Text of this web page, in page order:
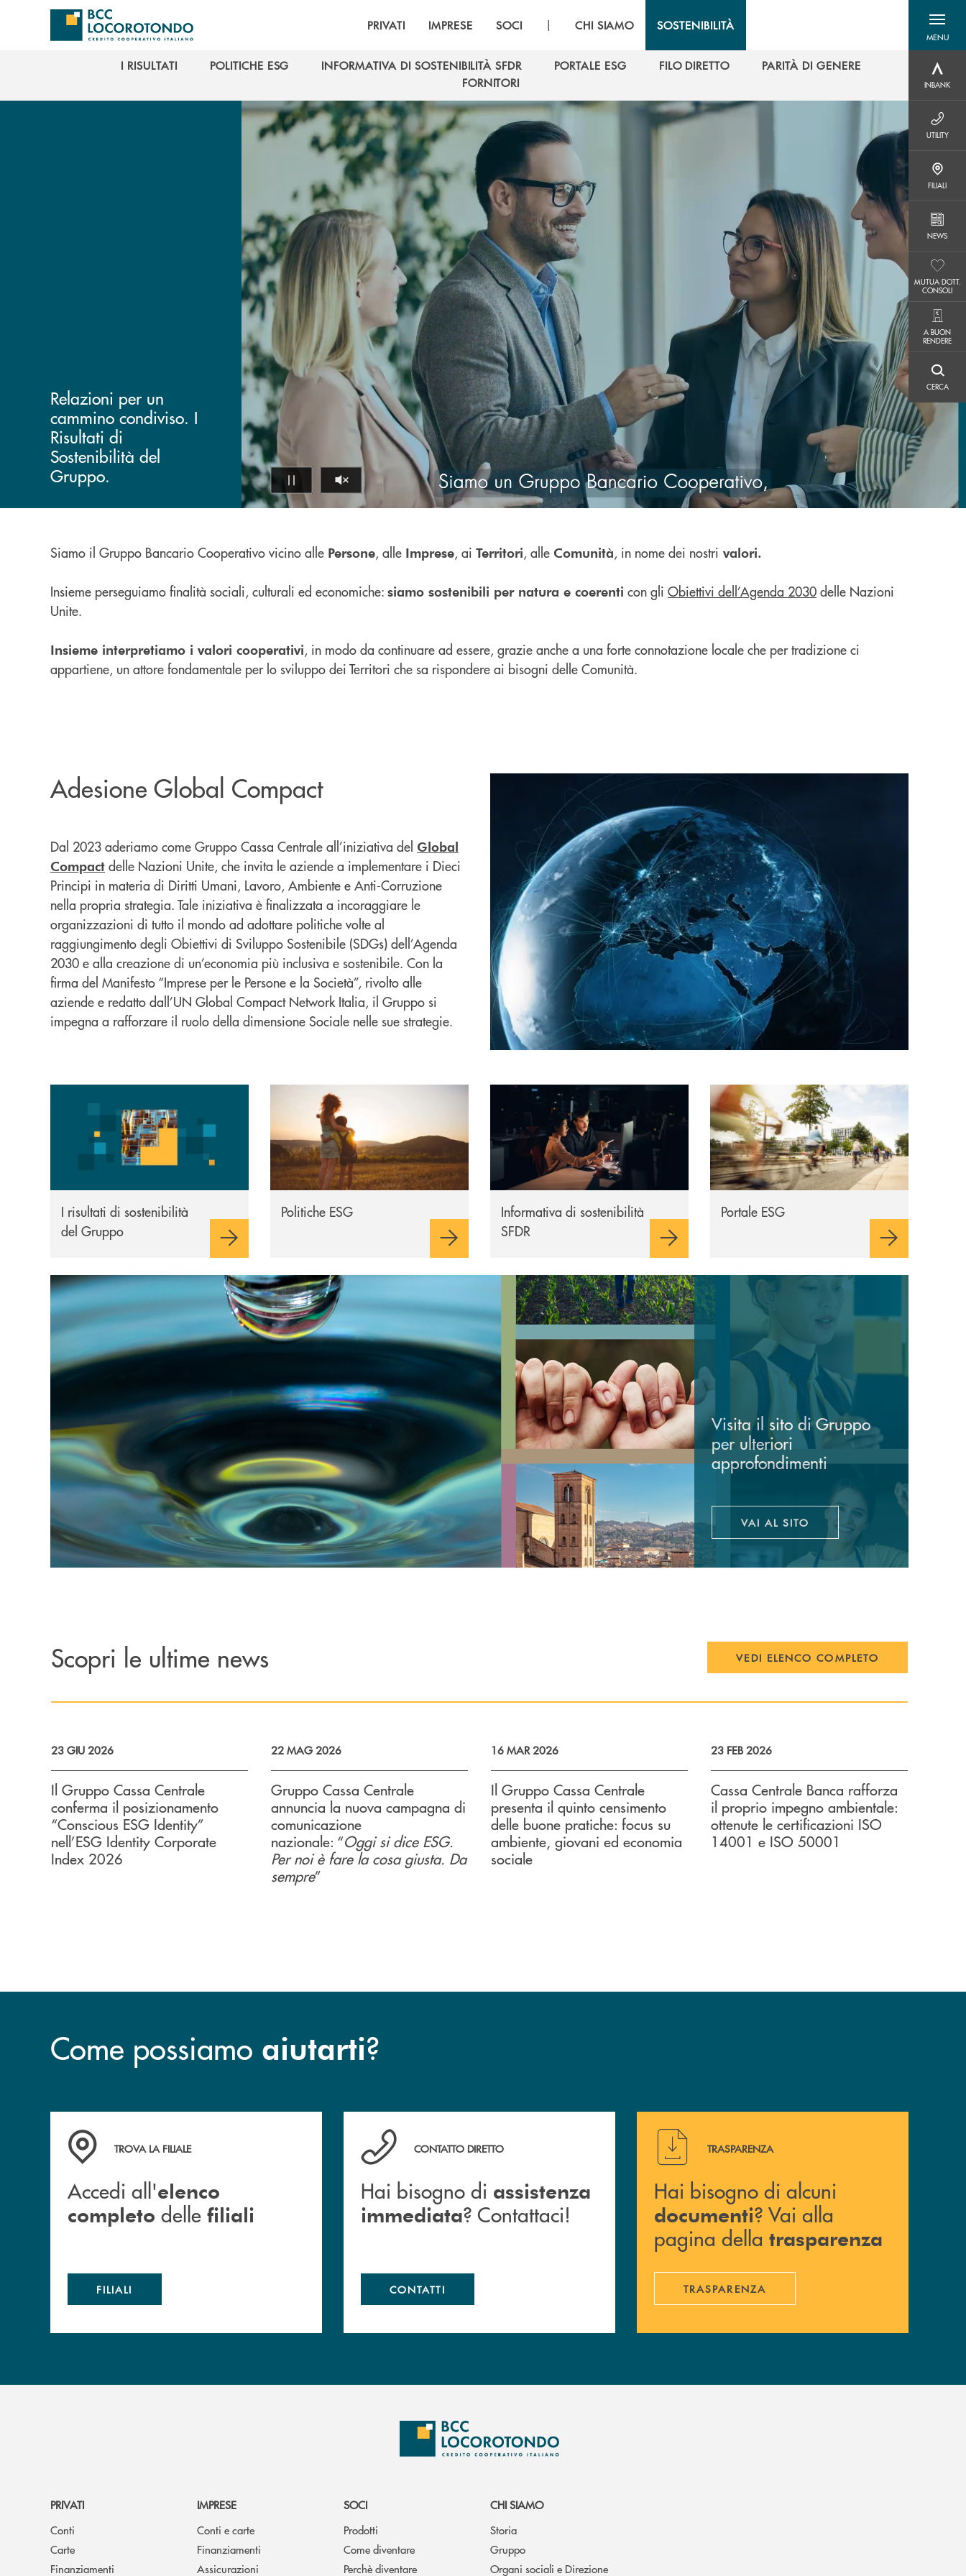
Salta al contenuto principale
PRIVATI IMPRESE SOCI | CHI SIAMO SOSTENIBILITÀ
MENU
menu
INBANK
INBANK
UTILITY
FILIALI
FILIALI
NEWS
NEWS
MUTUA DOTT.
CONSOLI
MUTUA DOTT. CONSOLI
A BUON
RENDERE
A BUON RENDERE
CERCA
CERCA
I RISULTATI
POLITICHE ESG
INFORMATIVA DI SOSTENIBILITÀ SFDR
INFORMATIVA DI SOSTENIBILITÀ SFDR
PORTALE ESG
FILO DIRETTO
PARITÀ DI GENERE
FORNITORI
FORNITORI
Relazioni per un
cammino condiviso. I
Risultati di
Sostenibilità del
Gruppo.
Pause
Volume off
Siamo il Gruppo Bancario Cooperativo vicino alle Persone, alle Imprese, ai Territori, alle Comunità, in nome dei nostri valori.
Insieme perseguiamo finalità sociali, culturali ed economiche: siamo sostenibili per natura e coerenti con gli Obiettivi dell’Agenda 2030 delle Nazioni
Unite.
Insieme interpretiamo i valori cooperativi, in modo da continuare ad essere, grazie anche a una forte connotazione locale che per tradizione ci
appartiene, un attore fondamentale per lo sviluppo dei Territori che sa rispondere ai bisogni delle Comunità.
Adesione Global Compact
Dal 2023 aderiamo come Gruppo Cassa Centrale all’iniziativa del Global
Compact delle Nazioni Unite, che invita le aziende a implementare i Dieci
Principi in materia di Diritti Umani, Lavoro, Ambiente e Anti-Corruzione
nella propria strategia. Tale iniziativa è finalizzata a incoraggiare le
organizzazioni di tutto il mondo ad adottare politiche volte al
raggiungimento degli Obiettivi di Sviluppo Sostenibile (SDGs) dell’Agenda
2030 e alla creazione di un’economia più inclusiva e sostenibile. Con la
firma del Manifesto “Imprese per le Persone e la Società”, rivolto alle
aziende e redatto dall’UN Global Compact Network Italia, il Gruppo si
impegna a rafforzare il ruolo della dimensione Sociale nelle sue strategie.
I risultati di sostenibilità
del Gruppo
Politiche ESG
Politiche ESG
Informativa sulla sostenibilità dei Servizi Finanziari
Informativa di sostenibilità
SFDR
Apre una nuova finestra
Portale ESG
Visita il sito di Gruppo
per ulteriori
approfondimenti
VAI AL SITOAPRE UNA NUOVA FINESTRA
Scopri le ultime news VEDI ELENCO COMPLETO
23 GIU 2026
Il Gruppo Cassa Centrale
conferma il posizionamento
“Conscious ESG Identity”
nell’ESG Identity Corporate
Index 2026
22 MAG 2026
Gruppo Cassa Centrale
annuncia la nuova campagna di
comunicazione
nazionale: “Oggi si dice ESG.
Per noi è fare la cosa giusta. Da
sempre”
16 MAR 2026
Il Gruppo Cassa Centrale
presenta il quinto censimento
delle buone pratiche: focus su
ambiente, giovani ed economia
sociale
23 FEB 2026
Cassa Centrale Banca rafforza
il proprio impegno ambientale:
ottenute le certificazioni ISO
14001 e ISO 50001
Come possiamo aiutarti?
Accedi all' elenco completo delle filiali
TROVA LA FILIALE
Accedi all'elenco
completo delle filiali
FILIALI
Hai bisogno di assistenza immediata ? Contattaci!
CONTATTO DIRETTO
Hai bisogno di assistenza
immediata? Contattaci!
CONTATTI
Hai bisogno di alcuni documenti ? Vai alla pagina della
TRASPARENZA
Hai bisogno di alcuni
documenti? Vai alla
pagina della trasparenza
TRASPARENZA
PRIVATI
Conti
Carte
Finanziamenti
IMPRESE
Conti e carte
Finanziamenti
Assicurazioni
SOCI
Prodotti
Come diventare
Perchè diventare
CHI SIAMO
Storia
Gruppo
Organi sociali e Direzione